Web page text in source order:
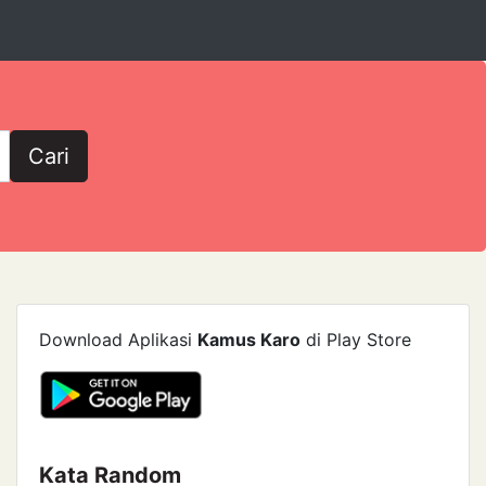
Cari
Download Aplikasi Kamus Karo di Play Store
Kata Random